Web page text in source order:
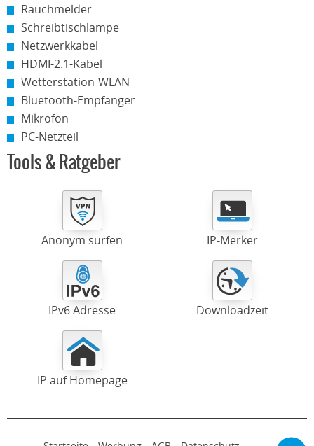
Rauchmelder
Schreibtischlampe
Netzwerkkabel
HDMI-2.1-Kabel
Wetterstation-WLAN
Bluetooth-Empfänger
Mikrofon
PC-Netzteil
Tools & Ratgeber
Anonym surfen IP-Merker
IPv6 Adresse Downloadzeit
IP auf Homepage